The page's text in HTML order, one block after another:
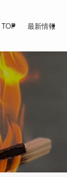
TOP 最新情報